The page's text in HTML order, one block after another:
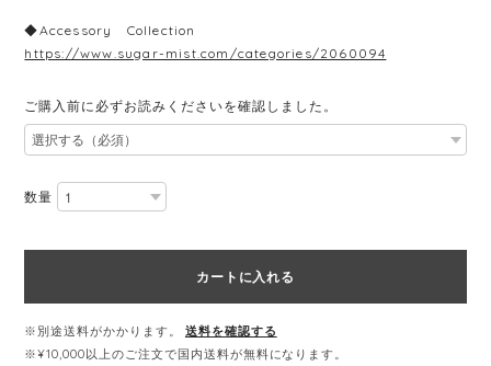
◆Accessory Collection
https://www.sugar-mist.com/categories/2060094
ご購入前に必ずお読みくださいを確認しました。
数量
カートに入れる
※別途送料がかかります。
送料を確認する
※¥10,000以上のご注文で国内送料が無料になります。